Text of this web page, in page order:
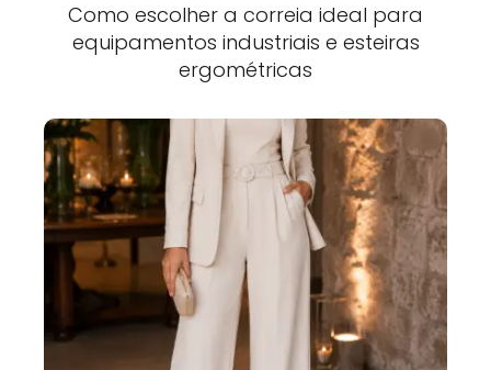
Como escolher a correia ideal para
equipamentos industriais e esteiras
ergométricas